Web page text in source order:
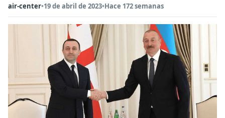
air-center•19 de abril de 2023•Hace 172 semanas